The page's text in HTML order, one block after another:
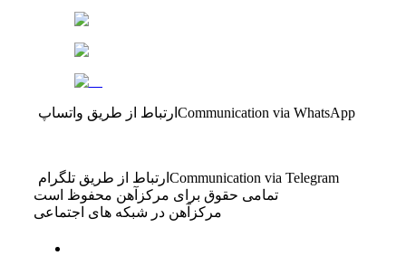
ارتباط از طریق واتساپ Communication via WhatsApp
ارتباط از طریق تلگرام Communication via Telegram
تمامی حقوق برای مرکزآهن محفوظ است
مرکزآهن در شبکه های اجتماعی